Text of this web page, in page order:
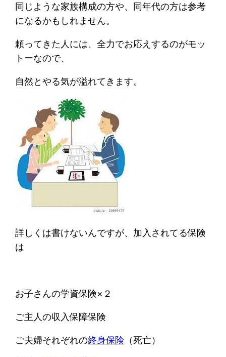
同じような家族構成の方や、同年代の方は参考
になるかもしれません。
頼ってきた人には、全力でお応えするのがモッ
トーなので、
自然とやる気が溢れてきます。
詳しくは書けないんですが、加入されてる保険
は
お子さんの学資保険×２
ご主人の収入保障保険
ご夫婦それぞれの終身保険 （死亡）